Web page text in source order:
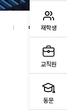
재학생
교직원
동문